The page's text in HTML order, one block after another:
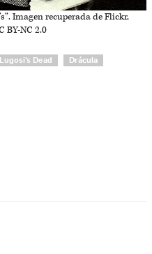
Imagen recuperada de Flickr,
BY-NC 2.0
Dead Drácula